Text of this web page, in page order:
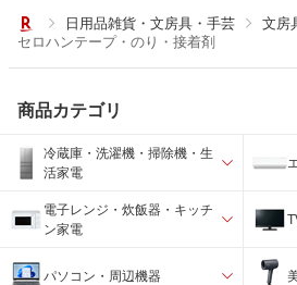
日用品雑貨・文房具・手芸
文房
セロハンテープ・のり・接着剤
商品カテゴリ
冷蔵庫・洗濯機・掃除機・生
活家電
電子レンジ・炊飯器・キッチ
ン家電
パソコン・周辺機器